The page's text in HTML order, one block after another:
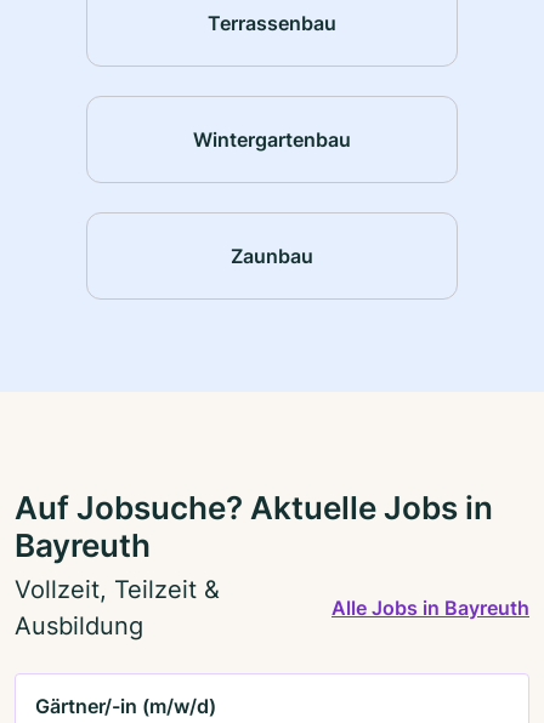
Terrassenbau
Wintergartenbau
Zaunbau
Auf Jobsuche? Aktuelle Jobs in
Bayreuth
Vollzeit, Teilzeit &
Ausbildung
Alle Jobs in Bayreuth
Gärtner/-in (m/w/d)